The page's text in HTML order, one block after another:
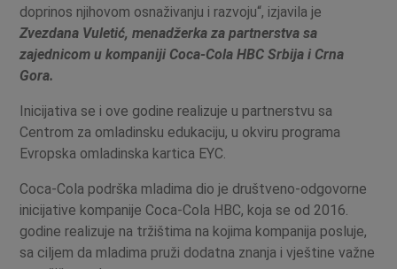
doprinos njihovom osnaživanju i razvoju“, izjavila je
Zvezdana Vuletić, menadžerka za partnerstva sa
zajednicom u kompaniji Coca-Cola HBC Srbija i Crna
Gora.
Inicijativa se i ove godine realizuje u partnerstvu sa
Centrom za omladinsku edukaciju, u okviru programa
Evropska omladinska kartica EYC.
Coca-Cola podrška mladima dio je društveno-odgovorne
inicijative kompanije Coca-Cola HBC, koja se od 2016.
godine realizuje na tržištima na kojima kompanija posluje,
sa ciljem da mladima pruži dodatna znanja i vještine važne